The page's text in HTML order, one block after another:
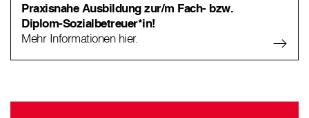
Praxisnahe Ausbildung zur/m Fach- bzw.
Diplom-Sozialbetreuer*in!
Mehr Informationen hier.